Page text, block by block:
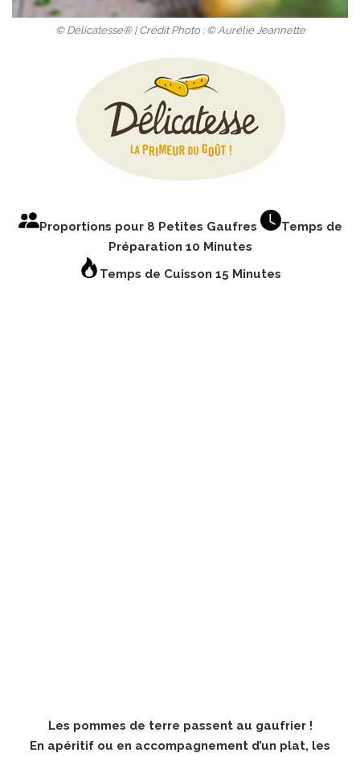
© Délicatesse® | Crédit Photo : © Aurélie Jeannette
Proportions pour 8 Petites Gaufres
Temps de
Préparation 10 Minutes
Temps de Cuisson 15 Minutes
Les pommes de terre passent au gaufrier !
En apéritif ou en accompagnement d’un plat, les